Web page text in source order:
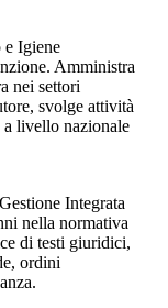
Igiene
Amministra
nei settori
svolge attività
livello nazionale
Integrata
nella normativa
di testi giuridici,
ordini